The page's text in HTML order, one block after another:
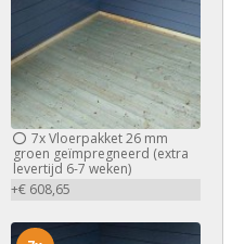
7xVloerpakket 26 mm
groen geïmpregneerd (extra
levertijd 6-7 weken)
+€ 608,65